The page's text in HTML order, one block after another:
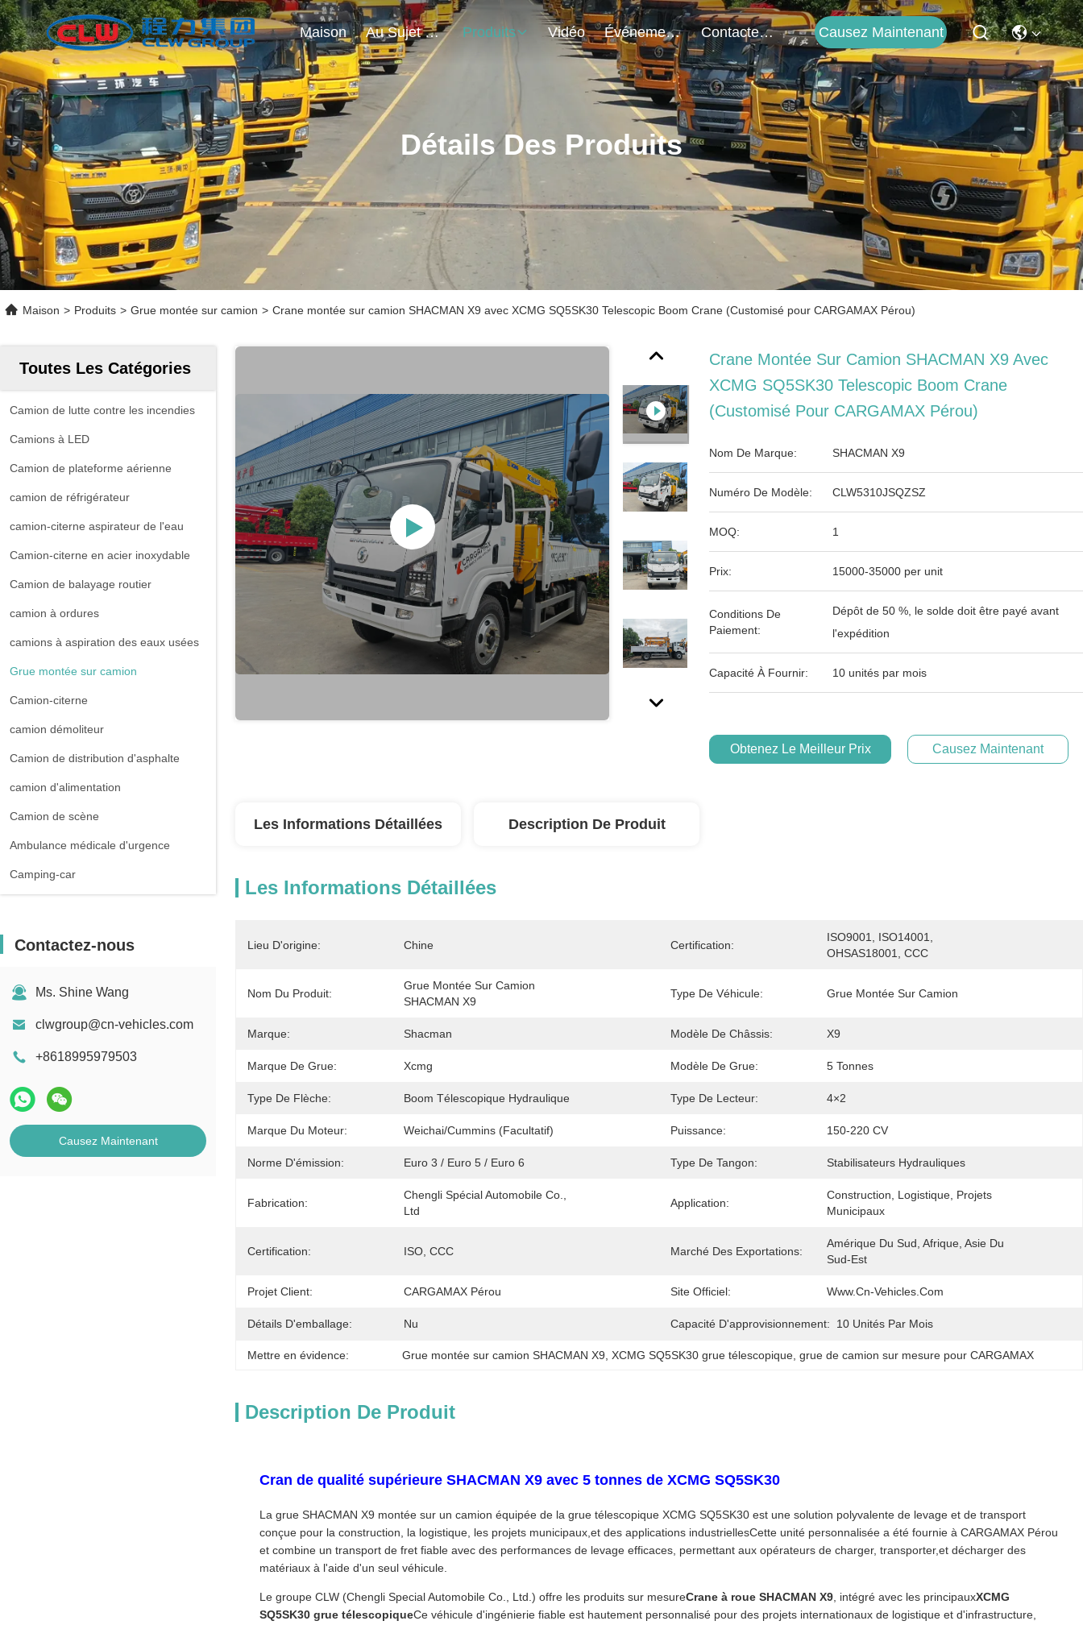
Maison Au Sujet De Nous Produits Vidéo Événements Contactez-Nous Causez Maintenant
Détails Des Produits
Maison > Produits > Grue montée sur camion > Crane montée sur camion SHACMAN X9 avec XCMG SQ5SK30 Telescopic Boom Crane (Customisé pour CARGAMAX Pérou)
Toutes Les Catégories
Camion de lutte contre les incendies
Camions à LED
Camion de plateforme aérienne
camion de réfrigérateur
camion-citerne aspirateur de l'eau
Camion-citerne en acier inoxydable
Camion de balayage routier
camion à ordures
camions à aspiration des eaux usées
Grue montée sur camion
Camion-citerne
camion démoliteur
Camion de distribution d'asphalte
camion d'alimentation
Camion de scène
Ambulance médicale d'urgence
Camping-car
Contactez-nous
Ms. Shine Wang
clwgroup@cn-vehicles.com
+8618995979503
Causez Maintenant
Crane Montée Sur Camion SHACMAN X9 Avec
XCMG SQ5SK30 Telescopic Boom Crane
(Customisé Pour CARGAMAX Pérou)
Nom De Marque: SHACMAN X9
Numéro De Modèle: CLW5310JSQZSZ
MOQ: 1
Prix: 15000-35000 per unit
Conditions De
Paiement:
Dépôt de 50 %, le solde doit être payé avant
l'expédition
Capacité À Fournir: 10 unités par mois
Obtenez Le Meilleur Prix Causez Maintenant
Les Informations Détaillées Description De Produit
Les Informations Détaillées
Lieu D'origine: Chine Certification:
ISO9001, ISO14001,
OHSAS18001, CCC
Nom Du Produit:
Grue Montée Sur Camion
SHACMAN X9
Type De Véhicule: Grue Montée Sur Camion
Marque: Shacman Modèle De Châssis: X9
Marque De Grue: Xcmg Modèle De Grue: 5 Tonnes
Type De Flèche: Boom Télescopique Hydraulique Type De Lecteur: 4×2
Marque Du Moteur: Weichai/Cummins (facultatif) Puissance: 150-220 CV
Norme D'émission: Euro 3 / Euro 5 / Euro 6 Type De Tangon: Stabilisateurs Hydrauliques
Fabrication:
Chengli Spécial Automobile Co.,
Ltd
Application:
Construction, Logistique, Projets
Municipaux
Certification: ISO, CCC Marché Des Exportations:
Amérique Du Sud, Afrique, Asie Du
Sud-Est
Projet Client: CARGAMAX Pérou Site Officiel: Www.cn-Vehicles.com
Détails D'emballage: Nu Capacité D'approvisionnement: 10 Unités Par Mois
Mettre en évidence: Grue montée sur camion SHACMAN X9 XCMG SQ5SK30 grue télescopique grue de camion sur mesure pour CARGAMAX
Description De Produit
Cran de qualité supérieure SHACMAN X9 avec 5 tonnes de XCMG SQ5SK30
La grue SHACMAN X9 montée sur un camion équipée de la grue télescopique XCMG SQ5SK30 est une solution polyvalente de levage et de transport
conçue pour la construction, la logistique, les projets municipaux,et des applications industriellesCette unité personnalisée a été fournie à CARGAMAX Pérou
et combine un transport de fret fiable avec des performances de levage efficaces, permettant aux opérateurs de charger, transporter,et décharger des
matériaux à l'aide d'un seul véhicule.
Le groupe CLW (Chengli Special Automobile Co., Ltd.) offre les produits sur mesureCrane à roue SHACMAN X9 , intégré avec les principauxXCMG
SQ5SK30 grue télescopiqueCe véhicule d'ingénierie fiable est hautement personnalisé pour des projets internationaux de logistique et d'infrastructure,